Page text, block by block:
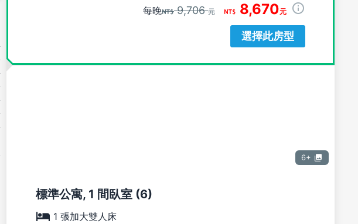
每晚 9,706元 8,670元
選擇此房型
6+
標準公寓, 1 間臥室 (6)
1 張加大雙人床